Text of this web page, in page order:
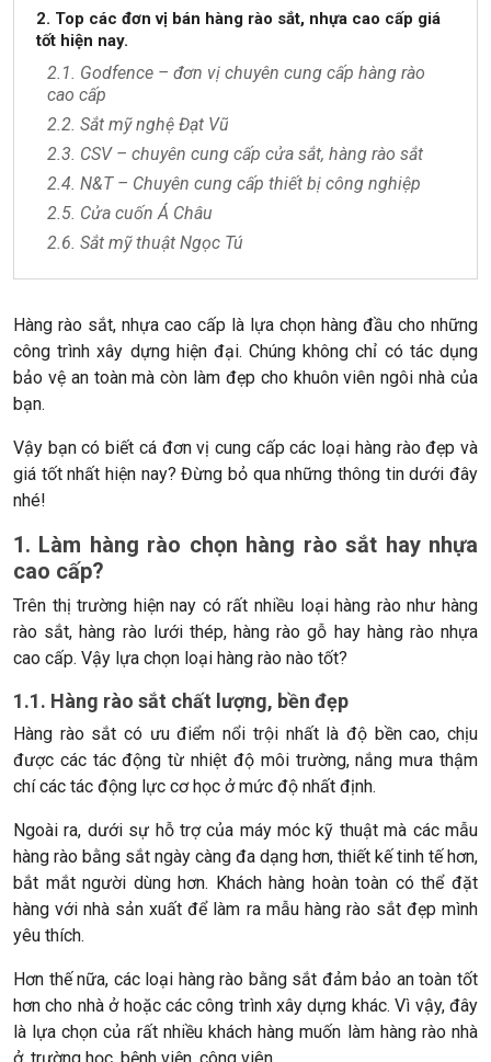
2. Top các đơn vị bán hàng rào sắt, nhựa cao cấp giá
tốt hiện nay.
2.1. Godfence – đơn vị chuyên cung cấp hàng rào
cao cấp
2.2. Sắt mỹ nghệ Đạt Vũ
2.3. CSV – chuyên cung cấp cửa sắt, hàng rào sắt
2.4. N&T – Chuyên cung cấp thiết bị công nghiệp
2.5. Cửa cuốn Á Châu
2.6. Sắt mỹ thuật Ngọc Tú
Hàng rào sắt, nhựa cao cấp là lựa chọn hàng đầu cho những
công trình xây dựng hiện đại. Chúng không chỉ có tác dụng
bảo vệ an toàn mà còn làm đẹp cho khuôn viên ngôi nhà của
bạn.
Vậy bạn có biết cá đơn vị cung cấp các loại hàng rào đẹp và
giá tốt nhất hiện nay? Đừng bỏ qua những thông tin dưới đây
nhé!
1. Làm hàng rào chọn hàng rào sắt hay nhựa
cao cấp?
Trên thị trường hiện nay có rất nhiều loại hàng rào như hàng
rào sắt, hàng rào lưới thép, hàng rào gỗ hay hàng rào nhựa
cao cấp. Vậy lựa chọn loại hàng rào nào tốt?
1.1. Hàng rào sắt chất lượng, bền đẹp
Hàng rào sắt có ưu điểm nổi trội nhất là độ bền cao, chịu
được các tác động từ nhiệt độ môi trường, nắng mưa thậm
chí các tác động lực cơ học ở mức độ nhất định.
Ngoài ra, dưới sự hỗ trợ của máy móc kỹ thuật mà các mẫu
hàng rào bằng sắt ngày càng đa dạng hơn, thiết kế tinh tế hơn,
bắt mắt người dùng hơn. Khách hàng hoàn toàn có thể đặt
hàng với nhà sản xuất để làm ra mẫu hàng rào sắt đẹp mình
yêu thích.
Hơn thế nữa, các loại hàng rào bằng sắt đảm bảo an toàn tốt
hơn cho nhà ở hoặc các công trình xây dựng khác. Vì vậy, đây
là lựa chọn của rất nhiều khách hàng muốn làm hàng rào nhà